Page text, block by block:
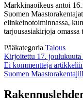
Markkinaoikeus antoi
Suomen
elinkeinotoiminnassa,
tarjousasiakirjoja omassa
Pääkategoria Talous
Kirjoitettu 17. joulukuuta
Ei kommentteja
Suomen